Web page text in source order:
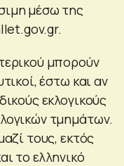
μέσω της
μπορούν
έστω και αν
εκλογικούς
τμημάτων.
τους, εκτός
το ελληνικό